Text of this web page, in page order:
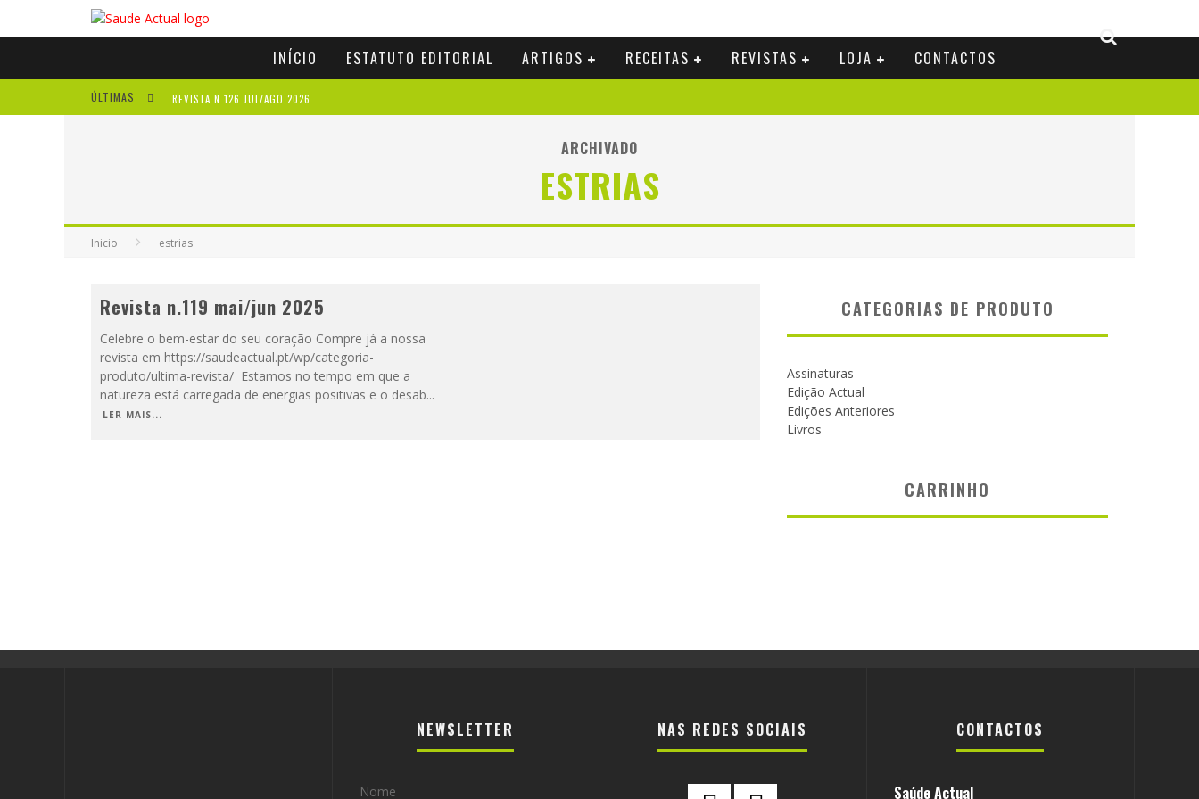
INÍCIO ESTATUTO EDITORIAL ARTIGOS RECEITAS REVISTAS LOJA CONTACTOS
ÚLTIMAS REVISTA N.126 JUL/AGO 2026
ARCHIVADO
ESTRIAS
Inicio estrias
Revista n.119 mai/jun 2025
Celebre o bem-estar do seu coração Compre já a nossa
revista em https://saudeactual.pt/wp/categoria-
produto/ultima-revista/ Estamos no tempo em que a
natureza está carregada de energias positivas e o desab...
LER MAIS...
CATEGORIAS DE PRODUTO
Assinaturas
Edição Actual
Edições Anteriores
Livros
CARRINHO
NEWSLETTER
Nome
NAS REDES SOCIAIS CONTACTOS
Saúde Actual